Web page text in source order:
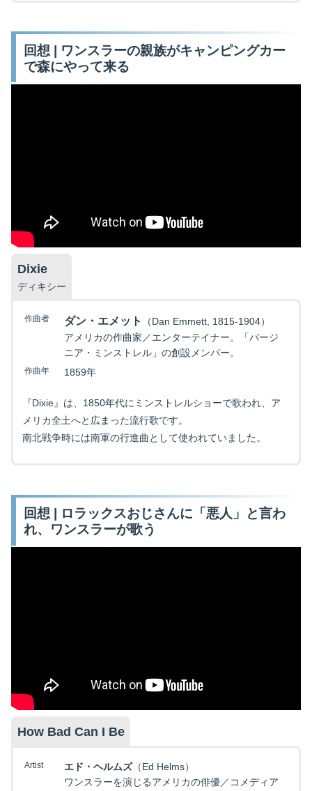
回想 | ワンスラーの親族がキャンピングカー
で森にやって来る
Dixie
ディキシー
作曲者 ダン・エメット
（Dan Emmett, 1815-1904）
アメリカの作曲家／エンターテイナー。「バージ
ニア・ミンストレル」の創設メンバー。
作曲年 1859年
『Dixie』は、1850年代にミンストレルショーで歌われ、ア
メリカ全土へと広まった流行歌です。
南北戦争時には南軍の行進曲として使われていました。
回想 | ロラックスおじさんに「悪人」と言わ
れ、ワンスラーが歌う
How Bad Can I Be
Artist エド・ヘルムズ（Ed Helms）
ワンスラーを演じるアメリカの俳優／コメディア
映画を探す
下記を選択して絞り込み検索もできます